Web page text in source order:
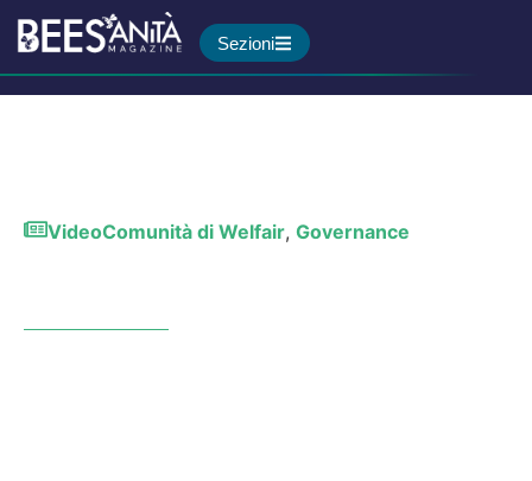
Sezioni
VideoComunità di Welfair, Governance